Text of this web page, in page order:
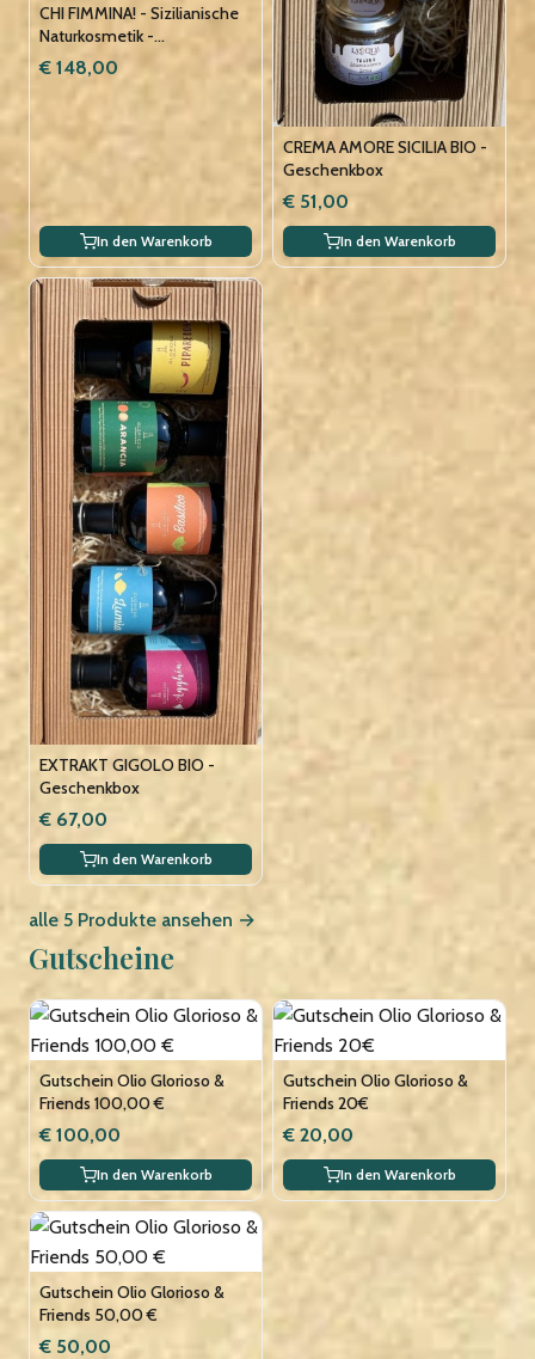
CHI FIMMINA! - Sizilianische
Naturkosmetik -
Geschenkbox
€ 148,00
In den Warenkorb
CREMA AMORE SICILIA BIO -
Geschenkbox
€ 51,00
In den Warenkorb
EXTRAKT GIGOLO BIO -
Geschenkbox
€ 67,00
In den Warenkorb
alle 5 Produkte ansehen →
Gutscheine
Gutschein Olio Glorioso &
Friends 100,00 €
€ 100,00
In den Warenkorb
Gutschein Olio Glorioso &
Friends 20€
€ 20,00
In den Warenkorb
Gutschein Olio Glorioso &
Friends 50,00 €
€ 50,00